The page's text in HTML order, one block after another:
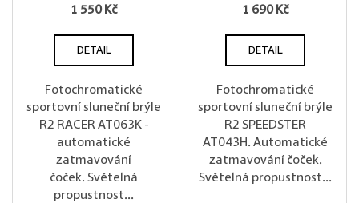
1 550 Kč
DETAIL
Fotochromatické
sportovní sluneční brýle
R2 RACER AT063K -
automatické
zatmavování
čoček. Světelná
propustnost...
1 690 Kč
DETAIL
Fotochromatické
sportovní sluneční brýle
R2 SPEEDSTER
AT043H. Automatické
zatmavování čoček.
Světelná propustnost...